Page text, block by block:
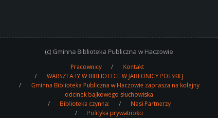
(c) Gminna Biblioteka Publiczna w Haczowie
Pracownicy
Kontakt
WARSZTATY W BIBLIOTECE W JABŁONICY POLSKIEJ
Gminna Biblioteka Publiczna w Haczowie zaprasza na kolejny
odcinek bajkowego słuchowiska
Biblioteka czynna:
Nasi Partnerzy
Polityka prywatności